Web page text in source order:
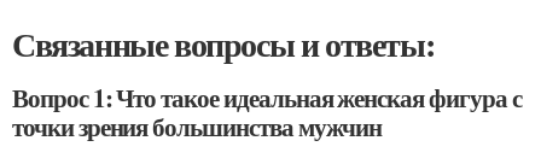
Связанные вопросы и ответы:
Вопрос 1: Что такое идеальная женская фигура с
точки зрения большинства мужчин